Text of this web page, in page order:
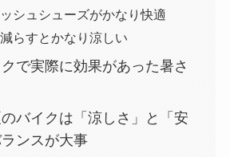
シュシューズがかなり快適
らすとかなり涼しい
で実際に効果があった暑さ
バイクは「涼しさ」と「安
ンスが大事